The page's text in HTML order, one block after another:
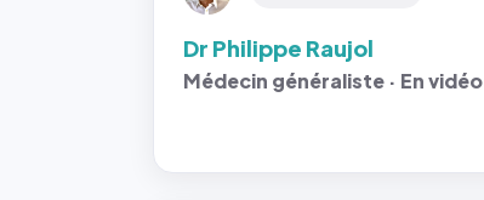
Dr Philippe Raujol
Médecin généraliste · En vidéo